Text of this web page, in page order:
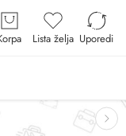
Lista želja Uporedi